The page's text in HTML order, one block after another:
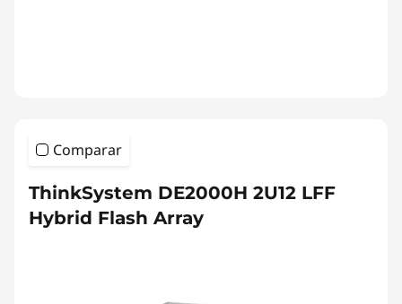
Comparar
ThinkSystem DE2000H 2U12 LFF
Hybrid Flash Array